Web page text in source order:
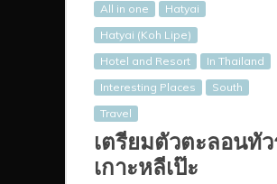
All in one
Hatyai
Hatyai (Koh Lipe)
Hotel and Resort
In Thailand
Interesting Places
South
Travel
เตรียมตัวตะลอนทั
เกาะหลีเป๊ะ